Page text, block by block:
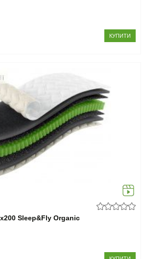
КУПИТИ
Sleep&Fly Organic